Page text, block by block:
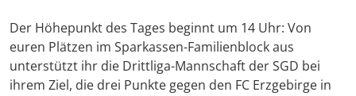
Der Höhepunkt des Tages beginnt um 14 Uhr: Von
euren Plätzen im Sparkassen-Familienblock aus
unterstützt ihr die Drittliga-Mannschaft der SGD bei
ihrem Ziel, die drei Punkte gegen den FC Erzgebirge in